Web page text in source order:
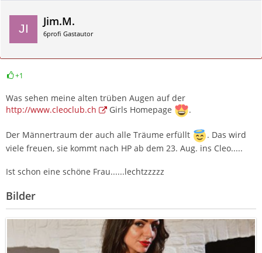
Jim.M.
6profi Gastautor
+1
Was sehen meine alten trüben Augen auf der
http://www.cleoclub.ch
Girls Homepage .
Der Männertraum der auch alle Träume erfüllt
. Das wird
viele freuen, sie kommt nach HP ab dem 23. Aug. ins Cleo.....
Ist schon eine schöne Frau......lechtzzzzz
Bilder